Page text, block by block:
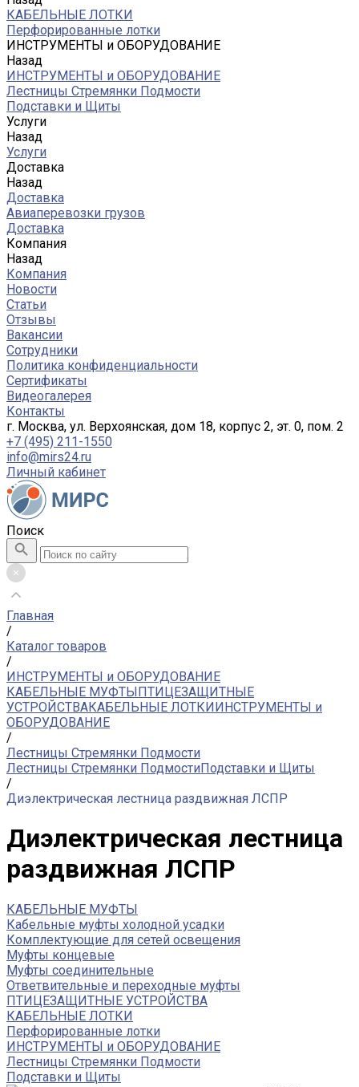
КАБЕЛЬНЫЕ ЛОТКИ
Перфорированные лотки
ИНСТРУМЕНТЫ и ОБОРУДОВАНИЕ
Назад
ИНСТРУМЕНТЫ и ОБОРУДОВАНИЕ
Лестницы Стремянки Подмости
Подставки и Щиты
Услуги
Назад
Услуги
Доставка
Назад
Доставка
Авиаперевозки грузов
Доставка
Компания
Назад
Компания
Новости
Статьи
Отзывы
Вакансии
Сотрудники
Политика конфиденциальности
Сертификаты
Видеогалерея
Контакты
г. Москва, ул. Верхоянская, дом 18, корпус 2, эт. 0, пом. 2
+7 (495) 211-1550
info@mirs24.ru
Личный кабинет
Поиск
Главная
/
Каталог товаров
/
ИНСТРУМЕНТЫ и ОБОРУДОВАНИЕ
КАБЕЛЬНЫЕ МУФТЫПТИЦЕЗАЩИТНЫЕ
УСТРОЙСТВАКАБЕЛЬНЫЕ ЛОТКИИНСТРУМЕНТЫ и
ОБОРУДОВАНИЕ
/
Лестницы Стремянки Подмости
Лестницы Стремянки ПодмостиПодставки и Щиты
/
Диэлектрическая лестница раздвижная ЛСПР
Диэлектрическая лестница
раздвижная ЛСПР
КАБЕЛЬНЫЕ МУФТЫ
Кабельные муфты холодной усадки
Комплектующие для сетей освещения
Муфты концевые
Муфты соединительные
Ответвительные и переходные муфты
ПТИЦЕЗАЩИТНЫЕ УСТРОЙСТВА
КАБЕЛЬНЫЕ ЛОТКИ
Перфорированные лотки
ИНСТРУМЕНТЫ и ОБОРУДОВАНИЕ
Лестницы Стремянки Подмости
Подставки и Щиты